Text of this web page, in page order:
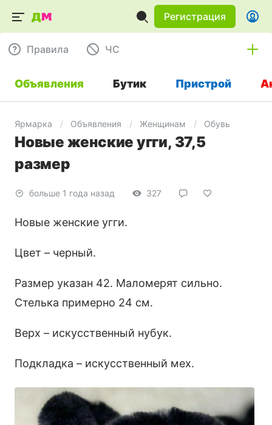
Регистрация
Правила ЧC
Объявления Бутик Пристрой
Ярмарка Объявления Женщинам Обувь
Новые женские угги, 37,5
размер
больше 1 года назад 327
Новые женские угги.
Цвет – черный.
Размер указан 42. Маломерят сильно.
Стелька примерно 24 см.
Верх – искусственный нубук.
Подкладка – искусственный мех.